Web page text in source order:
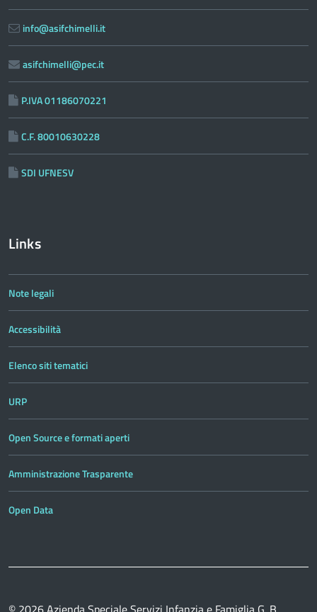
info@asifchimelli.it
asifchimelli@pec.it
P.IVA 01186070221
C.F. 80010630228
SDI UFNESV
Links
Note legali
Accessibilità
Elenco siti tematici
URP
Open Source e formati aperti
Amministrazione Trasparente
Open Data